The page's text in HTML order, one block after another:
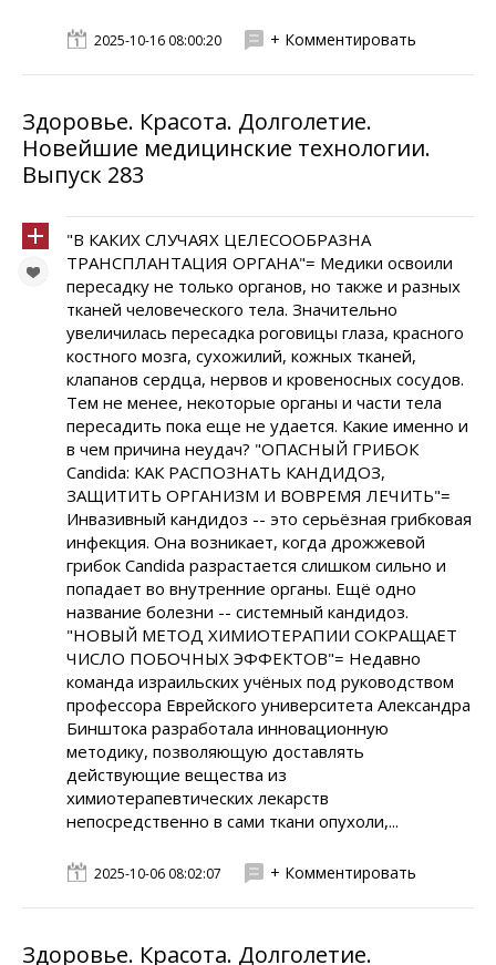
2025-10-16 08:00:20 + Комментировать
Здоровье. Красота. Долголетие.
Новейшие медицинские технологии.
Выпуск 283
"В КАКИХ СЛУЧАЯХ ЦЕЛЕСООБРАЗНА
ТРАНСПЛАНТАЦИЯ ОРГАНА"= Медики освоили
пересадку не только органов, но также и разных
тканей человеческого тела. Значительно
увеличилась пересадка роговицы глаза, красного
костного мозга, сухожилий, кожных тканей,
клапанов сердца, нервов и кровеносных сосудов.
Тем не менее, некоторые органы и части тела
пересадить пока еще не удается. Какие именно и
в чем причина неудач? "ОПАСНЫЙ ГРИБОК
Candida: КАК РАСПОЗНАТЬ КАНДИДОЗ,
ЗАЩИТИТЬ ОРГАНИЗМ И ВОВРЕМЯ ЛЕЧИТЬ"=
Инвазивный кандидоз -- это серьёзная грибковая
инфекция. Она возникает, когда дрожжевой
грибок Candida разрастается слишком сильно и
попадает во внутренние органы. Ещё одно
название болезни -- системный кандидоз.
"НОВЫЙ МЕТОД ХИМИОТЕРАПИИ СОКРАЩАЕТ
ЧИСЛО ПОБОЧНЫХ ЭФФЕКТОВ"= Недавно
команда израильских учёных под руководством
профессора Еврейского университета Александра
Бинштока разработала инновационную
методику, позволяющую доставлять
действующие вещества из
химиотерапевтических лекарств
непосредственно в сами ткани опухоли,...
2025-10-06 08:02:07 + Комментировать
Здоровье. Красота. Долголетие.